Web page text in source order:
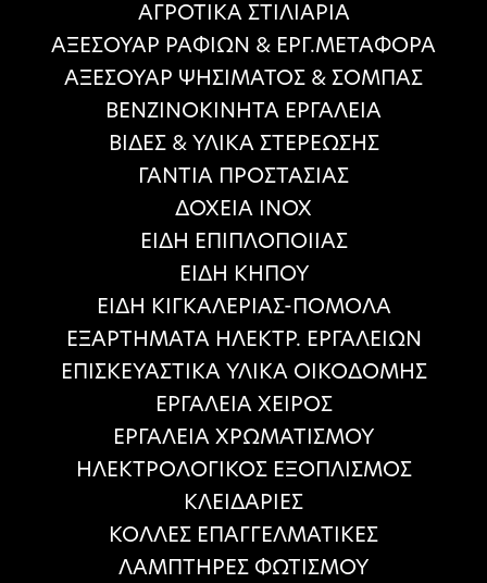
ΑΓΡΟΤΙΚΑ ΣΤΙΛΙΑΡΙΑ
ΑΞΕΣΟΥΑΡ ΡΑΦΙΩΝ & ΕΡΓ.ΜΕΤΑΦΟΡΑ
ΑΞΕΣΟΥΑΡ ΨΗΣΙΜΑΤΟΣ & ΣΟΜΠΑΣ
ΒΕΝΖΙΝΟΚΙΝΗΤΑ ΕΡΓΑΛΕΙΑ
ΒΙΔΕΣ & ΥΛΙΚΑ ΣΤΕΡΕΩΣΗΣ
ΓΑΝΤΙΑ ΠΡΟΣΤΑΣΙΑΣ
ΔΟΧΕΙΑ ΙΝΟΧ
ΕΙΔΗ ΕΠΙΠΛΟΠΟΙΙΑΣ
ΕΙΔΗ ΚΗΠΟΥ
ΕΙΔΗ ΚΙΓΚΑΛΕΡΙΑΣ-ΠΟΜΟΛΑ
ΕΞΑΡΤΗΜΑΤΑ ΗΛΕΚΤΡ. ΕΡΓΑΛΕΙΩΝ
ΕΠΙΣΚΕΥΑΣΤΙΚΑ ΥΛΙΚΑ ΟΙΚΟΔΟΜΗΣ
ΕΡΓΑΛΕΙΑ ΧΕΙΡΟΣ
ΕΡΓΑΛΕΙΑ ΧΡΩΜΑΤΙΣΜΟΥ
ΗΛΕΚΤΡΟΛΟΓΙΚΟΣ ΕΞΟΠΛΙΣΜΟΣ
ΚΛΕΙΔΑΡΙΕΣ
ΚΟΛΛΕΣ ΕΠΑΓΓΕΛΜΑΤΙΚΕΣ
ΛΑΜΠΤΗΡΕΣ ΦΩΤΙΣΜΟΥ